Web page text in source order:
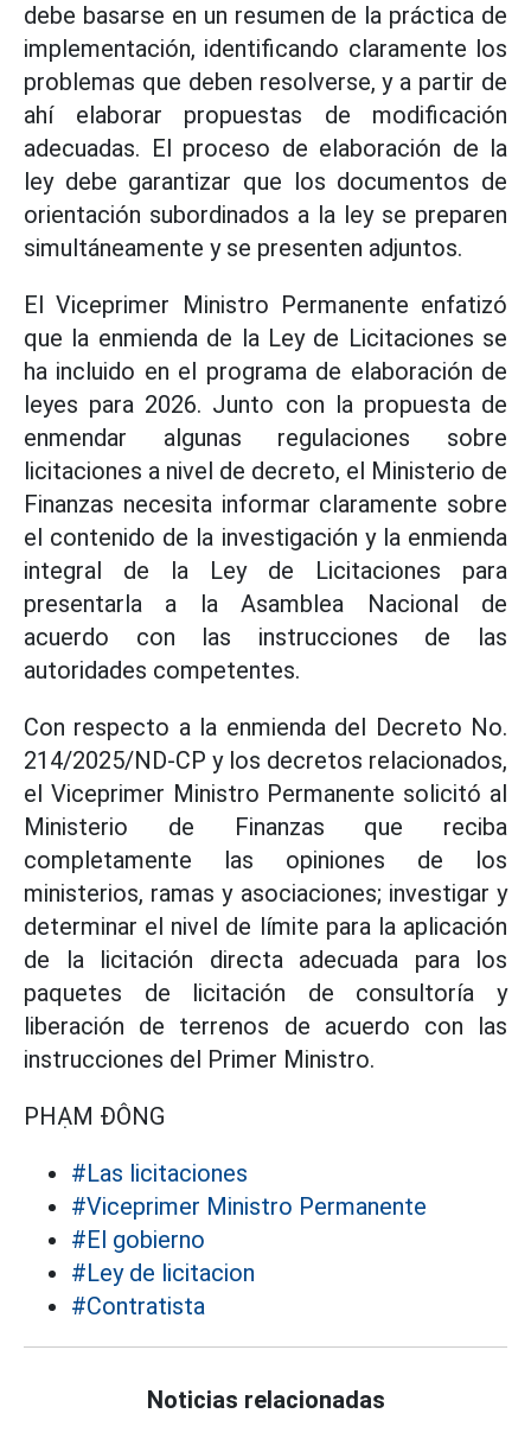
debe basarse en un resumen de la práctica de
implementación, identificando claramente los
problemas que deben resolverse, y a partir de
ahí elaborar propuestas de modificación
adecuadas. El proceso de elaboración de la
ley debe garantizar que los documentos de
orientación subordinados a la ley se preparen
simultáneamente y se presenten adjuntos.
El Viceprimer Ministro Permanente enfatizó
que la enmienda de la Ley de Licitaciones se
ha incluido en el programa de elaboración de
leyes para 2026. Junto con la propuesta de
enmendar algunas regulaciones sobre
licitaciones a nivel de decreto, el Ministerio de
Finanzas necesita informar claramente sobre
el contenido de la investigación y la enmienda
integral de la Ley de Licitaciones para
presentarla a la Asamblea Nacional de
acuerdo con las instrucciones de las
autoridades competentes.
Con respecto a la enmienda del Decreto No.
214/2025/ND-CP y los decretos relacionados,
el Viceprimer Ministro Permanente solicitó al
Ministerio de Finanzas que reciba
completamente las opiniones de los
ministerios, ramas y asociaciones; investigar y
determinar el nivel de límite para la aplicación
de la licitación directa adecuada para los
paquetes de licitación de consultoría y
liberación de terrenos de acuerdo con las
instrucciones del Primer Ministro.
PHẠM ĐÔNG
#Las licitaciones
#Viceprimer Ministro Permanente
#El gobierno
#Ley de licitacion
#Contratista
Noticias relacionadas